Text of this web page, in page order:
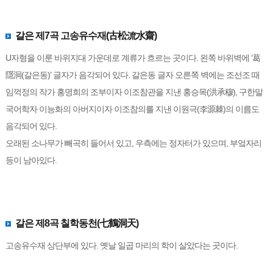
갈은 제7곡 고송유수재(古松流水齋)
U자형을 이룬 바위지대 가운데로 계류가 흐르는 곳이다. 왼쪽 바위벽에 ‘葛
隱洞(갈은동)’ 글자가 음각되어 있다. 갈은동 글자 오른쪽 벽에는 조선조 때
임꺽정의 작가 홍명희의 조부이자 이조참관을 지낸 홍승목(洪承穆), 구한말
국어학자 이능화의 아버지이자 이조참의를 지낸 이원극(李源棘)의 이름도
음각되어 있다.
오래된 소나무가 빼곡히 들어서 있고, 우측에는 정자터가 있으며, 부엌자리
등이 남아있다.
갈은 제8곡 칠학동천(七鶴洞天)
고송유수재 상단부에 있다. 옛날 일곱 마리의 학이 살았다는 곳이다.